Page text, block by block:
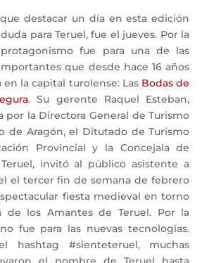
destacar un día en esta edición
para Teruel, fue el jueves. Por la
fue para una de las
que desde hace 16 años
en la capital turolense: Las Bodas de
. Su gerente Raquel Esteban,
por la Directora General de Turismo
de Aragón, el Ditutado de Turismo
Provincial y la Concejala de
invitó al público asistente a
el tercer fin de semana de febrero
fiesta medieval en torno
de los Amantes de Teruel. Por la
fue para las nuevas tecnologías.
hashtag #sienteteruel, muchas